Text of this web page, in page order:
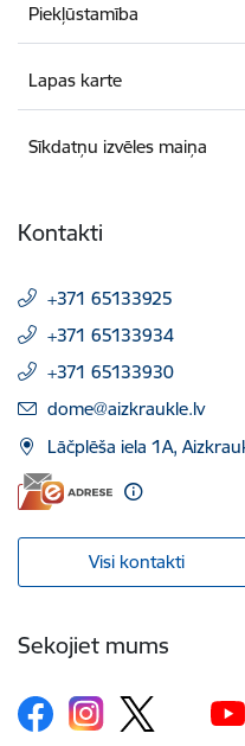
Piekļūstamība
Lapas karte
Sīkdatņu izvēles maiņa
Kontakti
+371 65133925
+371 65133934
+371 65133930
E-pasts:
dome@aizkraukle.lv
Lāčplēša iela 1A,
Visi kontakti
Sekojiet mums